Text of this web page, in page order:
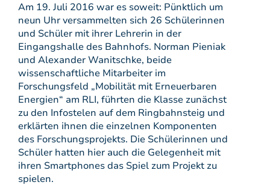
Am 19. Juli 2016 war es soweit: Pünktlich um
neun Uhr versammelten sich 26 Schülerinnen
und Schüler mit ihrer Lehrerin in der
Eingangshalle des Bahnhofs. Norman Pieniak
und Alexander Wanitschke, beide
wissenschaftliche Mitarbeiter im
Forschungsfeld „Mobilität mit Erneuerbaren
Energien“ am RLI, führten die Klasse zunächst
zu den Infostelen auf dem Ringbahnsteig und
erklärten ihnen die einzelnen Komponenten
des Forschungsprojekts. Die Schülerinnen und
Schüler hatten hier auch die Gelegenheit mit
ihren Smartphones das Spiel zum Projekt zu
spielen.